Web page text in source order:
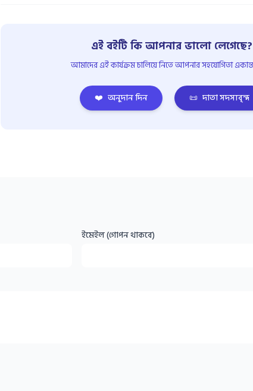
এই বইটি কি আপনার ভালো লেগেছে?
আমাদের এই কার্যক্রম চালিয়ে নিতে আপনার সহযোগিতা
❤️ অনুদান দিন 📜 দাতা সদস্যবৃন্দ
ইমেইল (গোপন থাকবে)